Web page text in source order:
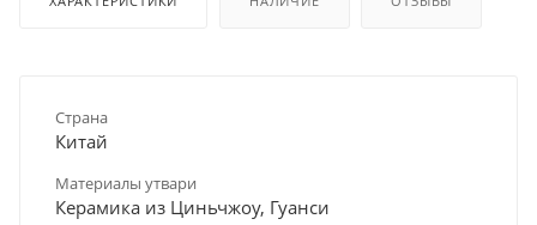
Страна
Китай
Материалы утвари
Керамика из Циньчжоу, Гуанси